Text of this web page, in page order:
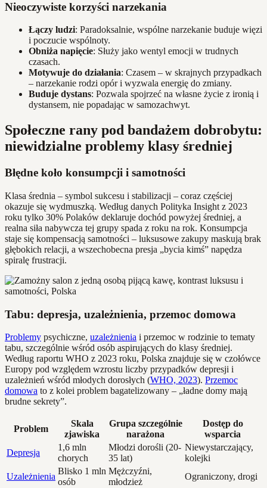
Nieoczywiste korzyści narzekania
Łączy ludzi: Paradoksalnie, wspólne narzekanie buduje więzi
i poczucie wspólnoty.
Obniża napięcie: Służy jako wentyl emocji w trudnych
czasach.
Motywuje do działania: Czasem – w skrajnych przypadkach
– narzekanie rodzi opór i wyzwala energię do zmiany.
Buduje dystans: Pozwala spojrzeć na własne życie z ironią i
dystansem, nie popadając w samozachwyt.
Społeczne rany pod bandażem dobrobytu:
niewidzialne problemy klasy średniej
Błędne koło konsumpcji i samotności
Klasa średnia – symbol sukcesu i stabilizacji – coraz częściej
okazuje się wydmuszką. Według danych Polityka Insight z 2023
roku tylko 30% Polaków deklaruje dochód powyżej średniej, a
realna siła nabywcza tej grupy spada z roku na rok. Konsumpcja
staje się kompensacją samotności – luksusowe zakupy maskują brak
głębokich relacji, a wszechobecna presja „bycia kimś” napędza
spiralę frustracji.
Tabu: depresja, uzależnienia, przemoc domowa
Problemy psychiczne, uzależnienia i przemoc w rodzinie to tematy
tabu, szczególnie wśród osób aspirujących do klasy średniej.
Według raportu WHO z 2023 roku, Polska znajduje się w czołówce
Europy pod względem wzrostu liczby przypadków depresji i
uzależnień wśród młodych dorosłych (WHO, 2023). Przemoc
domowa to z kolei problem bagatelizowany – „ładne domy mają
brudne sekrety”.
Problem
Skala
zjawiska
Grupa szczególnie
narażona
Dostęp do
wsparcia
Depresja
1,6 mln
chorych
Młodzi dorośli (20-
35 lat)
Niewystarczający,
kolejki
Uzależnienia
Blisko 1 mln
osób
Mężczyźni,
młodzież
Ograniczony, drogi